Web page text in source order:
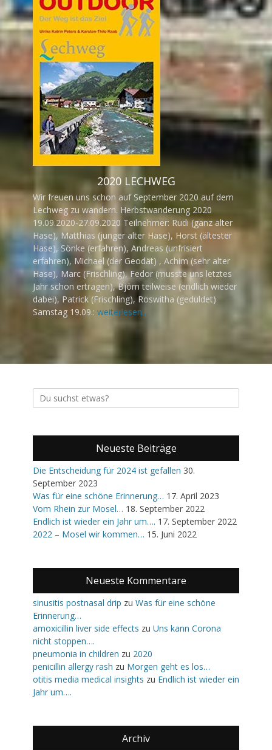
2020 LECHWEG
Wir freuen uns schon auf September 2020 auf dem
Lechweg zu wandern. Herbstwanderung 2020
19.09.2020-27.09.2020 Teilnehmer: Rudi (ganz alter
Hase), Matthias (junger alter Hase), Horst (ältester
Hase), Sönke (erfahren), Andreas (unfrisiert
erfahren), Michael (der Geodät) , Achim (sehr alter
Hase), Marc (Frischling), Fedor (musste uns letztes
Jahr schon ertragen), Björn teilweise (endlich wieder
dabei), Patrick (Frischling), Roswitha (geduldet)
Samstag 19.09.: weiterlesen...
Suche
nach:
Neueste Beiträge
Die Entscheidung für 2024 ist gefallen 30.
September 2023
Was für eine schöne Erinnerung… 17. April 2023
Vom Rhein zur Mosel… 18. September 2022
Endlich ist wieder ein Jahr um…. 17. September 2022
2022 – Mosel wir kommen… 15. Juni 2022
Neueste Kommentare
sinusitis postnasal drip zu Was für eine schöne
Erinnerung…
amoxicillin liver side effects zu Uns kann Corona
nicht stoppen….
pneumonia in children zu 2020
penicillin allergy rash zu Morgen geht es los…
otitis media medical insights zu Endlich ist wieder ein
Jahr um….
Archiv